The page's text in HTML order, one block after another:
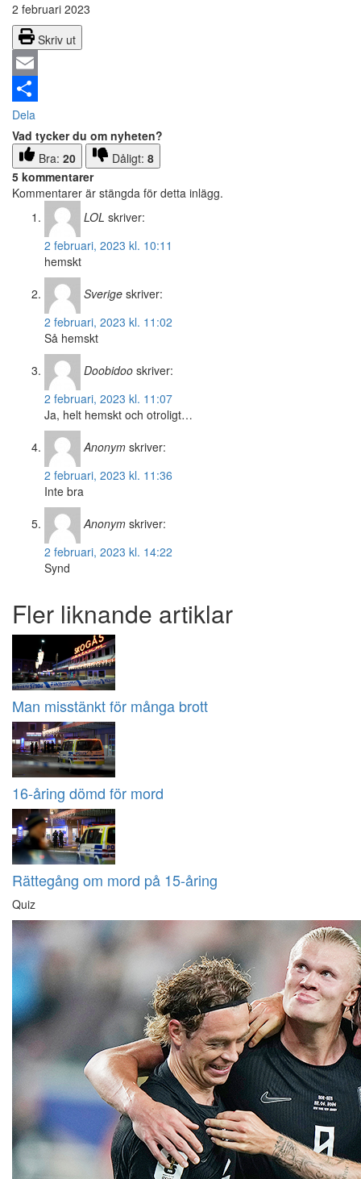
2 februari 2023
Skriv ut
Email
Dela
Vad tycker du om nyheten?
Bra: 20 Dåligt: 8
5 kommentarer
Kommentarer är stängda för detta inlägg.
LOL skriver:
2 februari, 2023 kl. 10:11
hemskt
Sverige skriver:
2 februari, 2023 kl. 11:02
Så hemskt
Doobidoo skriver:
2 februari, 2023 kl. 11:07
Ja, helt hemskt och otroligt…
Anonym skriver:
2 februari, 2023 kl. 11:36
Inte bra
Anonym skriver:
2 februari, 2023 kl. 14:22
Synd
Fler liknande artiklar
Man misstänkt för många brott
16-åring dömd för mord
Rättegång om mord på 15-åring
Quiz